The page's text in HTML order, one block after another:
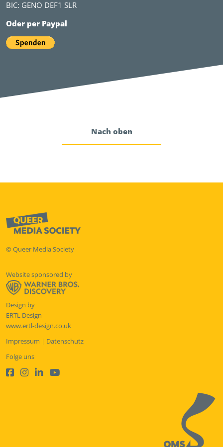
BIC: GENO DEF1 SLR
Oder per Paypal
Nach oben
© Queer Media Society
Website sponsored by
Design by
ERTL Design
www.ertl-design.co.uk
Impressum | Datenschutz
Folge uns